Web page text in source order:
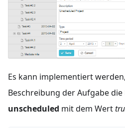
Es kann implementiert
Beschreibung der Aufgabe
unscheduled mit dem Wert